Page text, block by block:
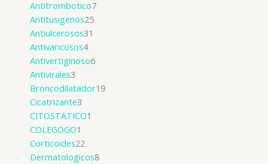
Antitrombotico7
Antitusigenos25
Antiulcerosos31
Antivaricosos4
Antivertiginoso6
Antivirales3
Broncodilatador19
Cicatrizante3
CITOSTATICO1
COLEGOGO1
Corticoides22
Dermatologicos8